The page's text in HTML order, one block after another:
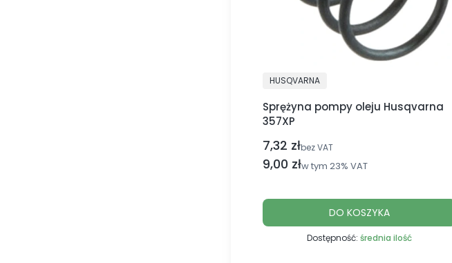
Sprężyna pompy oleju Husqvarna
357XP
PRODUCENT
HUSQVARNA
Cena brutto
9,00 złw tym 23% VAT
Cena netto
7,32 złbez VAT
DO KOSZYKA
Dostępność: średnia ilość